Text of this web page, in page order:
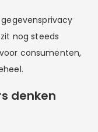
nog steeds
consumenten,
denken